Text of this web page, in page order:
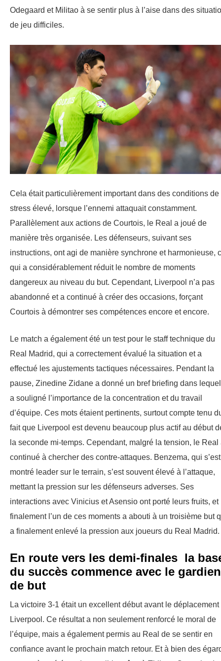
Odegaard et Militao à se sentir plus à l’aise dans des
de jeu difficiles.
Cela était particulièrement important dans des conditions de
stress élevé, lorsque l’ennemi attaquait constamment.
Parallèlement aux actions de Courtois, le Real a joué de
manière très organisée. Les défenseurs, suivant ses
instructions, ont agi de manière synchrone et harmonieuse,
qui a considérablement réduit le nombre de moments
dangereux au niveau du but. Cependant, Liverpool n’a pas
abandonné et a continué à créer des occasions, forçant
Courtois à démontrer ses compétences encore et encore.
Le match a également été un test pour le staff technique du
Real Madrid, qui a correctement évalué la situation et a
effectué les ajustements tactiques nécessaires. Pendant la
pause, Zinedine Zidane a donné un bref briefing dans
a souligné l’importance de la concentration et du travail
d’équipe. Ces mots étaient pertinents, surtout compte tenu
fait que Liverpool est devenu beaucoup plus actif au début
la seconde mi-temps. Cependant, malgré la tension, le Real
continué à chercher des contre-attaques. Benzema, qui s’est
montré leader sur le terrain, s’est souvent élevé à l’attaque,
mettant la pression sur les défenseurs adverses. Ses
interactions avec Vinicius et Asensio ont porté leurs fruits, et
finalement l’un de ces moments a abouti à un troisième but
a finalement enlevé la pression aux joueurs du Real Madrid.
En route vers les demi-finales la
du succès commence avec le gardien
de but
La victoire 3-1 était un excellent début avant le déplacement
Liverpool. Ce résultat a non seulement renforcé le moral de
l’équipe, mais a également permis au Real de se sentir en
confiance avant le prochain match retour. Et à bien des